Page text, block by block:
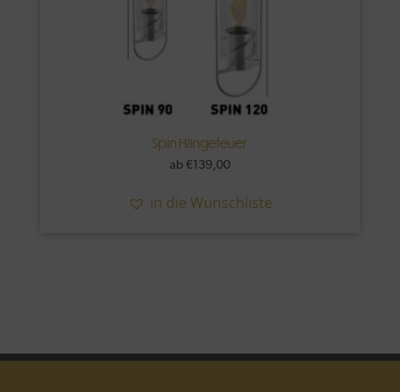
Spin Hängefeuer
ab €139,00
in die Wunschliste